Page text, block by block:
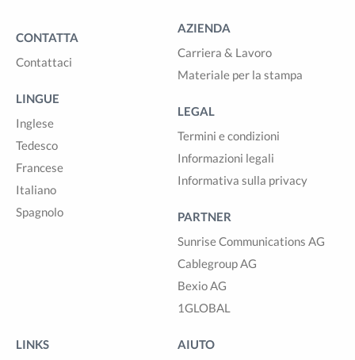
CONTATTA
Contattaci
LINGUE
Inglese
Tedesco
Francese
Italiano
Spagnolo
AZIENDA
Carriera & Lavoro
Materiale per la stampa
LEGAL
Termini e condizioni
Informazioni legali
Informativa sulla privacy
PARTNER
Sunrise Communications AG
Cablegroup AG
Bexio AG
1GLOBAL
LINKS
AIUTO